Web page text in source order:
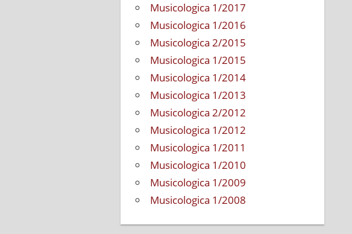
Musicologica 1/2017
Musicologica 1/2016
Musicologica 2/2015
Musicologica 1/2015
Musicologica 1/2014
Musicologica 1/2013
Musicologica 2/2012
Musicologica 1/2012
Musicologica 1/2011
Musicologica 1/2010
Musicologica 1/2009
Musicologica 1/2008